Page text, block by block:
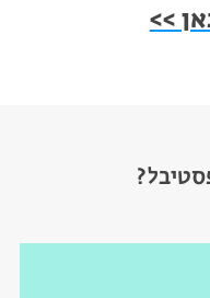
>>